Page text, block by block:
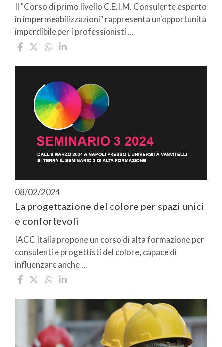
Il "Corso di primo livello C.E.I.M. Consulente esperto
in impermeabilizzazioni" rappresenta un'opportunità
imperdibile per i professionisti ...
08/02/2024
La progettazione del colore per spazi unici
e confortevoli
IACC Italia propone un corso di alta formazione per
consulenti e progettisti del colore, capace di
influenzare anche ...